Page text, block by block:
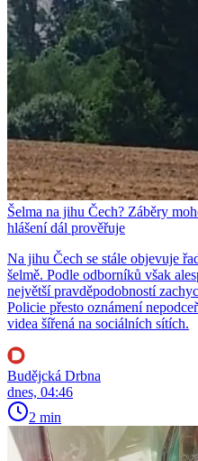
Šelma na jihu Čech? Záběry
hlášení dál prověřuje
Na jihu Čech se stále objevuje
šelmě. Podle odborníků však
největší pravděpodobností
Policie přesto oznámení
videa šířená na sociálních sítích.
Budějcká Drbna
dnes, 04:46
2 min